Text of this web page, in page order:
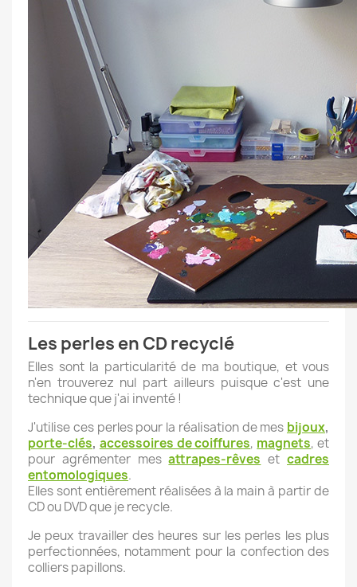
Les perles en CD recyclé
Elles sont la particularité de ma boutique, et vous
n'en trouverez nul part ailleurs puisque c'est une
technique que j'ai inventé !
J'utilise ces perles pour la réalisation de mes bijoux,
porte-clés, accessoires de coiffures, magnets, et
pour agrémenter mesattrapes-rêves etcadres
entomologiques.
Elles sont entièrement réalisées à la main à partir de
CD ou DVD que je recycle.
Je peux travailler des heures sur les perles les plus
perfectionnées, notamment pour la confection des
colliers papillons.